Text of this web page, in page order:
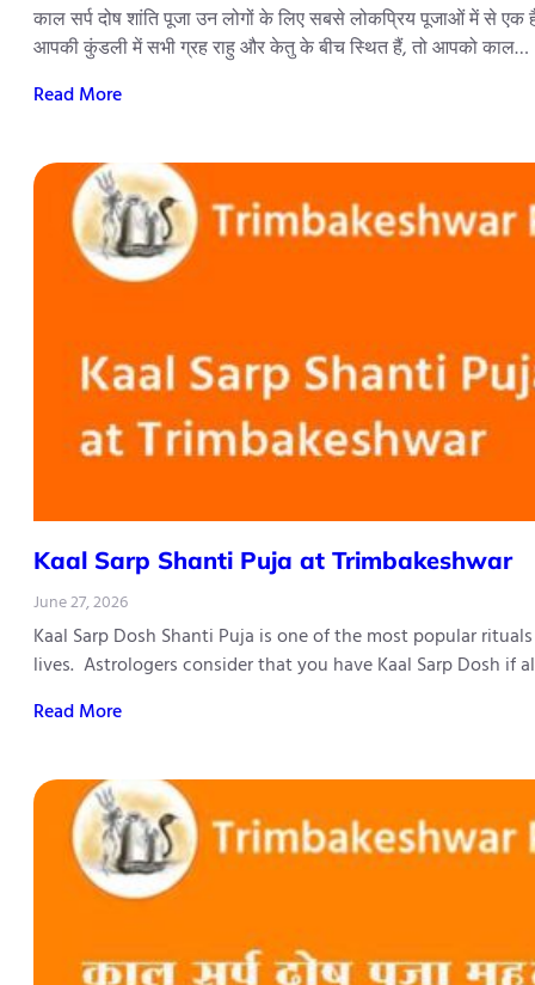
काल सर्प दोष शांति पूजा उन लोगों के लिए सबसे लोकप्रिय पूजाओं में से एक
आपकी कुंडली में सभी ग्रह राहु और केतु के बीच स्थित हैं, तो आपको काल…
Read More
Kaal Sarp Shanti Puja at Trimbakeshwar
June 27, 2026
Kaal Sarp Dosh Shanti Puja is one of the most popular
lives. Astrologers consider that you have Kaal Sarp Dosh
Read More